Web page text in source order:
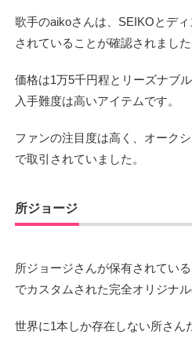
歌手のaikoさんは、SEIKOとデ
されていることが確認されました
価格は1万5千円程とリーズナブ
入手難度は高いアイテムです。
ファンの注目度は高く、オーク
で取引されていました。
所ジョージ
所ジョージさんが保有されてい
でカスタムされた完全オリジナル
世界に1本しか存在しない所さん